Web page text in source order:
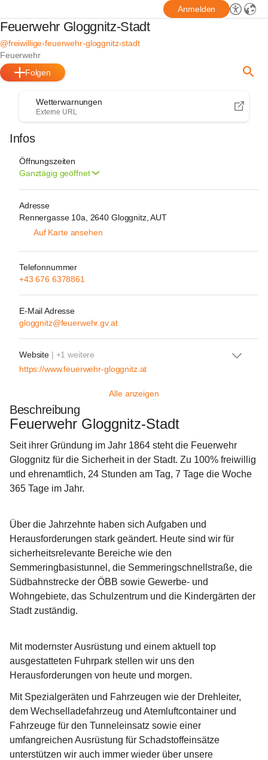
Anmelden
Feuerwehr Gloggnitz-Stadt
@freiwillige-feuerwehr-gloggnitz-stadt
Feuerwehr
Folgen
Wetterwarnungen
Externe URL
Infos
Öffnungszeiten
Ganztägig geöffnet
Adresse
Rennergasse 10a, 2640 Gloggnitz, AUT
Auf Karte ansehen
Telefonnummer
+43 676 6378861
E-Mail Adresse
gloggnitz@feuerwehr.gv.at
Website | +1 weitere
https://www.feuerwehr-gloggnitz.at
Alle anzeigen
Beschreibung
Feuerwehr Gloggnitz-Stadt
Seit ihrer Gründung im Jahr 1864 steht die Feuerwehr
Gloggnitz für die Sicherheit in der Stadt. Zu 100% freiwillig
und ehrenamtlich, 24 Stunden am Tag, 7 Tage die Woche
365 Tage im Jahr.
Über die Jahrzehnte haben sich Aufgaben und
Herausforderungen stark geändert. Heute sind wir für
sicherheitsrelevante Bereiche wie den
Semmeringbasistunnel, die Semmeringschnellstraße, die
Südbahnstrecke der ÖBB sowie Gewerbe- und
Wohngebiete, das Schulzentrum und die Kindergärten der
Stadt zuständig.
Mit modernster Ausrüstung und einem aktuell top
ausgestatteten Fuhrpark stellen wir uns den
Herausforderungen von heute und morgen.
Mit Spezialgeräten und Fahrzeugen wie der Drehleiter,
dem Wechselladefahrzeug und Atemluftcontainer und
Fahrzeuge für den Tunneleinsatz sowie einer
umfangreichen Ausrüstung für Schadstoffeinsätze
unterstützen wir auch immer wieder über unsere